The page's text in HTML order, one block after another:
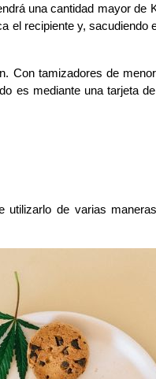
una cantidad mayor de
recipiente y,
Con tamizadores de
es mediante una tarjeta
de varias